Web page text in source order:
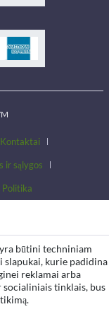
Kontaktai
ir sąlygos
būtini techniniam
slapukai, kurie padidina
reklamai arba
socialiniais tinklais, bus